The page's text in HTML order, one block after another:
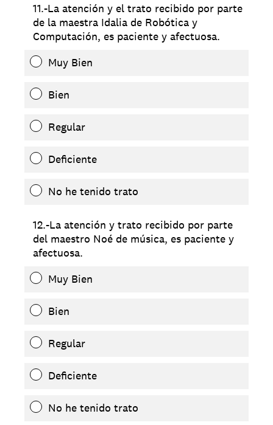
11.-La atención y el trato recibido por parte
de la maestra Idalia de Robótica y
Computación, es paciente y afectuosa.
Muy Bien
Bien
Regular
Deficiente
No he tenido trato
12.-La atención y trato recibido por parte
del maestro Noé de música, es paciente y
afectuosa.
Muy Bien
Bien
Regular
Deficiente
No he tenido trato